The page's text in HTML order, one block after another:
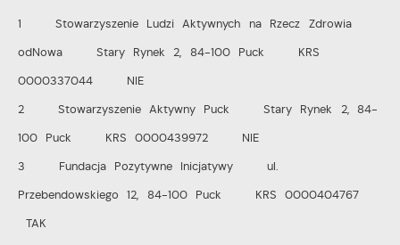
1 Stowarzyszenie Ludzi Aktywnych na Rzecz Zdrowia
odNowa Stary Rynek 2, 84-100 Puck KRS
0000337044 NIE
2 Stowarzyszenie Aktywny Puck Stary Rynek 2, 84-
100 Puck KRS 0000439972 NIE
3 Fundacja Pozytywne Inicjatywy ul.
Przebendowskiego 12, 84-100 Puck KRS 0000404767
TAK
w zakresie wykorzystywania witryny internetowej,
popularności wśród użytkowników. Zgromadzone
informacje są przetwarzane w formie zanonimizowanej.
Wyrażenie zgody na analityczne pliki cookies
gwarantuje dostępność wszystkich funkcjonalności.
naszych partnerów.
Promocyjne pliki cookies służą do prezentowania Ci
naszych komunikatów na podstawie analizy Twoich
upodobań oraz Twoich zwyczajów dotyczących